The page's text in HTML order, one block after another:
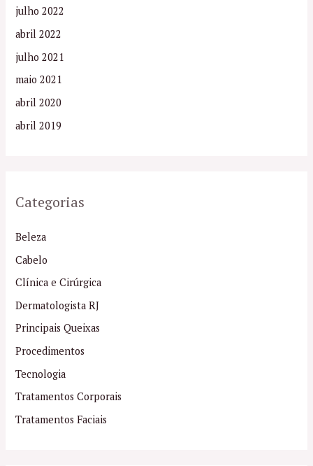
julho 2022
abril 2022
julho 2021
maio 2021
abril 2020
abril 2019
Categorias
Beleza
Cabelo
Clínica e Cirúrgica
Dermatologista RJ
Principais Queixas
Procedimentos
Tecnologia
Tratamentos Corporais
Tratamentos Faciais